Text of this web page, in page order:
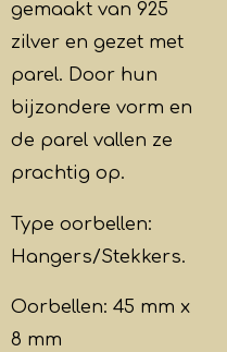
gemaakt van 925
zilver en gezet met
parel. Door hun
bijzondere vorm en
de parel vallen ze
prachtig op.
Type oorbellen:
Hangers/Stekkers.
Oorbellen: 45 mm x
8 mm